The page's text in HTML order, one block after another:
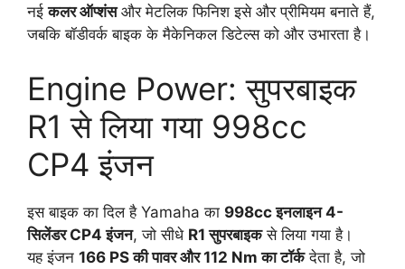
नईकलर ऑप्शंसऔर मेटलिक फिनिश इसे और प्रीमियम बनाते हैं,
जबकि बॉडीवर्क बाइक के मैकेनिकल डिटेल्स को और उभारता है।
Engine Power: सुपरबाइक
R1 से लिया गया 998cc
CP4 इंजन
इस बाइक का दिल है Yamaha का 998cc इनलाइन 4-
सिलेंडर CP4 इंजन, जो सीधे R1 सुपरबाइकसे लिया गया है।
यह इंजन 166 PS की पावर और 112 Nm का टॉर्कदेता है, जो